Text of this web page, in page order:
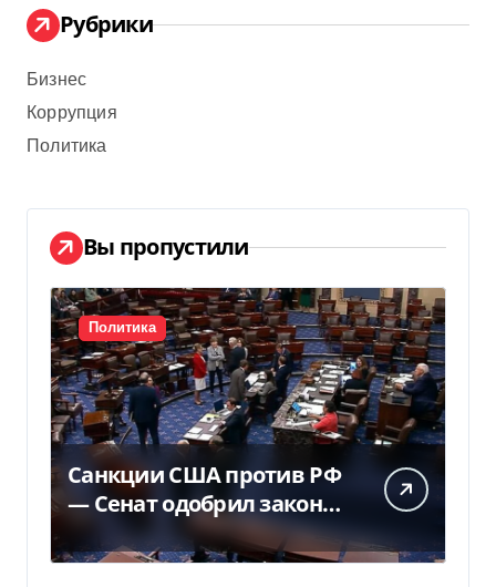
Рубрики
Бизнес
Коррупция
Политика
Вы пропустили
Политика
Санкции США против РФ
— Сенат одобрил закон
Грема — Фокус